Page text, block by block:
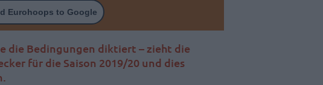
Eurohoops to Google
die Bedingungen diktiert – zieht die
für die Saison 2019/20 und dies